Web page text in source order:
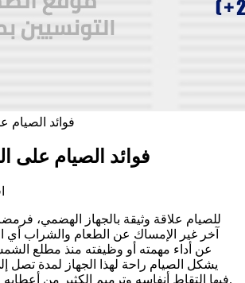
فوائد الصيام على
للصيام علاقة وثيقة بالجهاز الهضمي،
آخر غير الإمساك عن الطعام والشراب أي
عن أداء مهمته أو وظيفته منذ مطلع
فيها التقاط أنفاسه وترميم الكثير من أعطابه على مدى شهر كامل.